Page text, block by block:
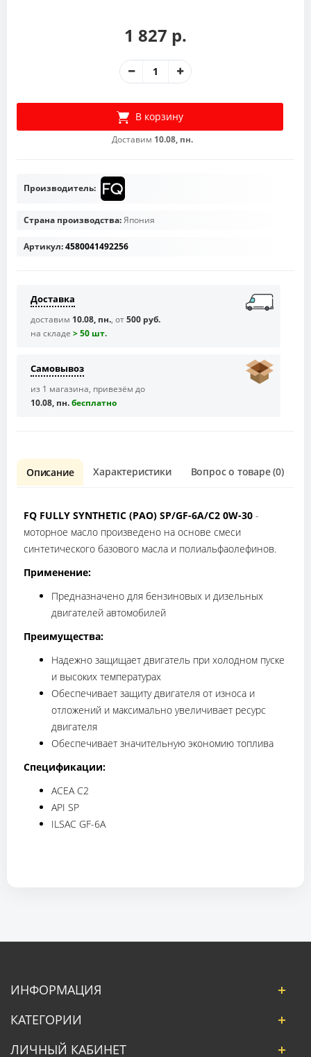
1 827 р.
В корзину
Доставим 10.08, пн.
Производитель:
Страна производства:Япония
Артикул:4580041492256
Доставка
доставим 10.08, пн., от500 руб.
на складе > 50 шт.
Самовывоз
из 1 магазина, привезём до
10.08, пн.бесплaтно
Описание Характеристики Вопрос о товаре (0)
FQ FULLY SYNTHETIC (PAO) SP/GF-6A/C2 0W-30 -
моторное масло произведено на основе смеси
синтетического базового масла и полиальфаолефинов.
Применение:
Предназначено для бензиновых и дизельных
двигателей автомобилей
Преимущества:
Надежно защищает двигатель при холодном пуске
и высоких температурах
Обеспечивает защиту двигателя от износа и
отложений и максимально увеличивает ресурс
двигателя
Обеспечивает значительную экономию топлива
Спецификации:
ACEA C2
API SP
ILSAC GF-6A
ИНФОРМАЦИЯ
КАТЕГОРИИ
ЛИЧНЫЙ КАБИНЕТ